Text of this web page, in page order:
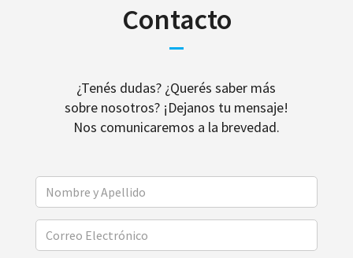
Contacto
¿Tenés dudas? ¿Querés saber más
sobre nosotros? ¡Dejanos tu mensaje!
Nos comunicaremos a la brevedad.